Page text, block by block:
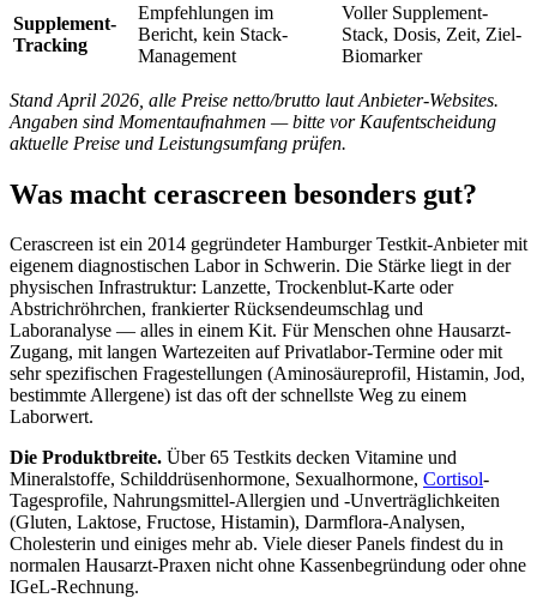
Supplement-
Tracking
Empfehlungen im
Bericht, kein Stack-
Management
Voller Supplement-
Stack, Dosis, Zeit, Ziel-
Biomarker
Stand April 2026, alle Preise netto/brutto laut Anbieter-Websites.
Angaben sind Momentaufnahmen — bitte vor Kaufentscheidung
aktuelle Preise und Leistungsumfang prüfen.
Was macht cerascreen besonders gut?
Cerascreen ist ein 2014 gegründeter Hamburger Testkit-Anbieter mit
eigenem diagnostischen Labor in Schwerin. Die Stärke liegt in der
physischen Infrastruktur: Lanzette, Trockenblut-Karte oder
Abstrichröhrchen, frankierter Rücksendeumschlag und
Laboranalyse — alles in einem Kit. Für Menschen ohne Hausarzt-
Zugang, mit langen Wartezeiten auf Privatlabor-Termine oder mit
sehr spezifischen Fragestellungen (Aminosäureprofil, Histamin, Jod,
bestimmte Allergene) ist das oft der schnellste Weg zu einem
Laborwert.
Die Produktbreite. Über 65 Testkits decken Vitamine und
Mineralstoffe, Schilddrüsenhormone, Sexualhormone, Cortisol-
Tagesprofile, Nahrungsmittel-Allergien und -Unverträglichkeiten
(Gluten, Laktose, Fructose, Histamin), Darmflora-Analysen,
Cholesterin und einiges mehr ab. Viele dieser Panels findest du in
normalen Hausarzt-Praxen nicht ohne Kassenbegründung oder ohne
IGeL-Rechnung.